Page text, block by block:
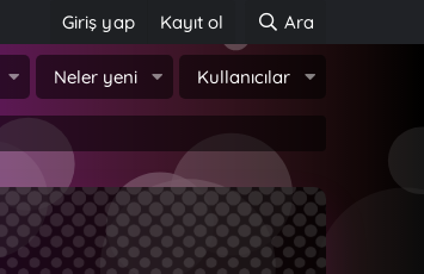
Giriş yap Kayıt ol Ara
Neler yeni Kullanıcılar